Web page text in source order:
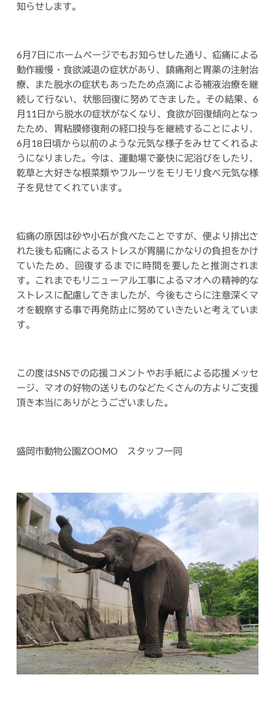
知らせします。
6月7日にホームページでもお知らせした通り、疝痛による
動作緩慢・食欲減退の症状があり、鎮痛剤と胃薬の注射治
療、また脱水の症状もあったため点滴による補液治療を継
続して行ない、状態回復に努めてきました。その結果、6
月11日から脱水の症状がなくなり、食欲が回復傾向となっ
たため、胃粘膜修復剤の経口投与を継続することにより、
6月18日頃から以前のような元気な様子をみせてくれるよ
うになりました。今は、運動場で豪快に泥浴びをしたり、
乾草と大好きな根菜類やフルーツをモリモリ食べ元気な様
子を見せてくれています。
疝痛の原因は砂や小石が食べたことですが、便より排出さ
れた後も疝痛によるストレスが胃腸にかなりの負担をかけ
ていたため、回復するまでに時間を要したと推測されま
す。これまでもリニューアル工事によるマオへの精神的な
ストレスに配慮してきましたが、今後もさらに注意深くマ
オを観察する事で再発防止に努めていきたいと考えていま
す。
この度はSNSでの応援コメントやお手紙による応援メッセ
ージ、マオの好物の送りものなどたくさんの方よりご支援
頂き本当にありがとうございました。
盛岡市動物公園ZOOMO スタッフ一同